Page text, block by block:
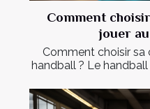
Comment
jouer
Comment choisir sa
handball ? Le